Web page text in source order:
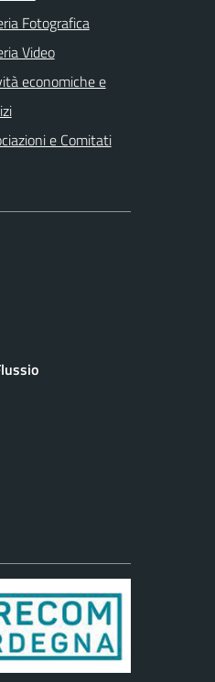
Fotografica
Video
economiche e
e Comitati